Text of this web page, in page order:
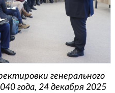
генерального
года, 24 декабря 2025